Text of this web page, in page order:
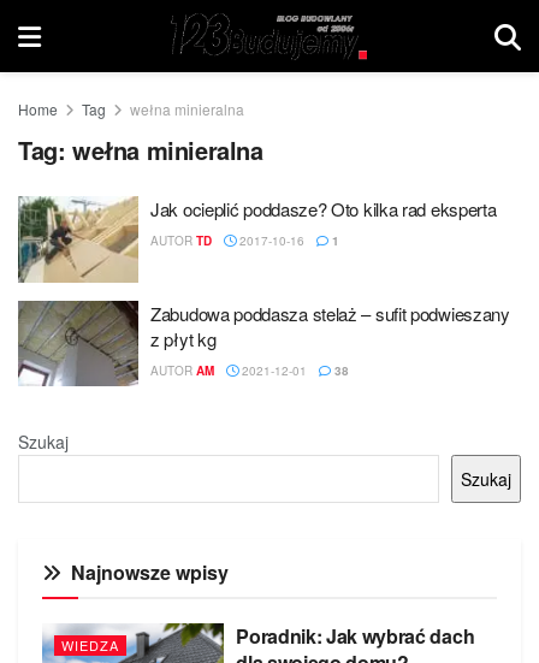
Home Tag wełna minieralna
Tag: wełna minieralna
Jak ocieplić poddasze? Oto kilka rad eksperta
AUTOR TD 2017-10-16 1
Zabudowa poddasza stelaż – sufit podwieszany
z płyt kg
AUTOR AM 2021-12-01 38
Szukaj
Szukaj
Najnowsze wpisy
WIEDZA
Poradnik: Jak wybrać dach